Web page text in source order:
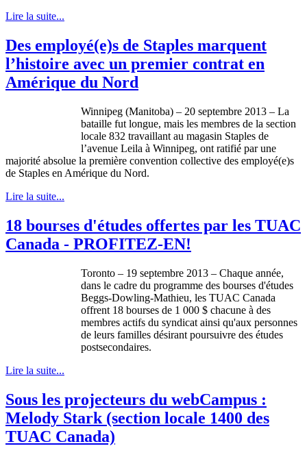
Lire la suite...
Des employé(e)s de Staples marquent
l’histoire avec un premier contrat en
Amérique du Nord
Winnipeg (Manitoba) – 20 septembre 2013 – La
bataille fut longue, mais les membres de la section
locale 832 travaillant au magasin Staples de
l’avenue Leila à Winnipeg, ont ratifié parune
majorité absolue la première convention collective des employé(e)s
de Staples en Amérique du Nord.
Lire la suite...
18 bourses d'études offertes par les TUAC
Canada - PROFITEZ-EN!
Toronto – 19 septembre 2013 – Chaque année,
dans le cadre du programme des bourses d'études
Beggs-Dowling-Mathieu, les TUAC Canada
offrent 18 bourses de 1 000 $ chacune à des
membres actifs du syndicat ainsi qu'aux personnes
de leurs familles désirant poursuivre des études
postsecondaires.
Lire la suite...
Sous les projecteurs du webCampus :
Melody Stark (section locale 1400 des
TUAC Canada)